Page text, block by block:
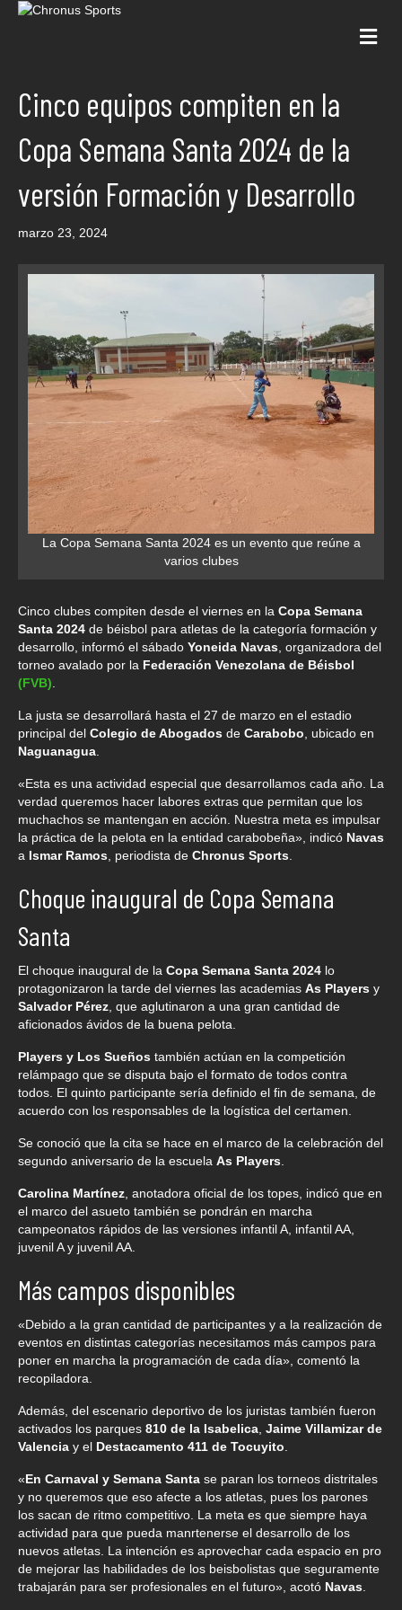
Cinco equipos compiten en la
Copa Semana Santa 2024 de la
versión Formación y Desarrollo
marzo 23, 2024
La Copa Semana Santa 2024 es un evento que reúne a
varios clubes
Cinco clubes compiten desde el viernes en la Copa Semana
Santa 2024 de béisbol para atletas de la categoría formación y
desarrollo, informó el sábado Yoneida Navas , organizadora del
torneo avalado por la Federación Venezolana de Béisbol
(FVB)
La justa se desarrollará hasta el 27 de marzo en el estadio
principal del Colegio de Abogados de Carabobo , ubicado en
Naguanagua
«Esta es una actividad especial que desarrollamos cada año. La
verdad queremos hacer labores extras que permitan que los
muchachos se mantengan en acción. Nuestra meta es impulsar
la práctica de la pelota en la entidad carabobeña», indicó Navas
a Ismar Ramos , periodista de Chronus Sports
Choque inaugural de Copa Semana
Santa
El choque inaugural de la Copa Semana Santa 2024 lo
protagonizaron la tarde del viernes las academias As Players y
Salvador Pérez , que aglutinaron a una gran cantidad de
aficionados ávidos de la buena pelota.
Players y Los Sueños también actúan en la competición
relámpago que se disputa bajo el formato de todos contra
todos. El quinto participante sería definido el fin de semana, de
acuerdo con los responsables de la logística del certamen.
Se conoció que la cita se hace en el marco de la celebración del
segundo aniversario de la escuela As Players
Carolina Martínez , anotadora oficial de los topes, indicó que en
el marco del asueto también se pondrán en marcha
campeonatos rápidos de las versiones infantil A, infantil AA,
juvenil A y juvenil AA.
Más campos disponibles
«Debido a la gran cantidad de participantes y a la realización de
eventos en distintas categorías necesitamos más campos para
poner en marcha la programación de cada día», comentó la
recopiladora.
Además, del escenario deportivo de los juristas también fueron
activados los parques 810 de la Isabelica Jaime Villamizar de
Valencia y el Destacamento 411 de Tocuyito
«En Carnaval y Semana Santa se paran los torneos distritales
y no queremos que eso afecte a los atletas, pues los parones
los sacan de ritmo competitivo. La meta es que siempre haya
actividad para que pueda manrtenerse el desarrollo de los
nuevos atletas. La intención es aprovechar cada espacio en pro
de mejorar las habilidades de los beisbolistas que seguramente
trabajarán para ser profesionales en el futuro», acotó Navas